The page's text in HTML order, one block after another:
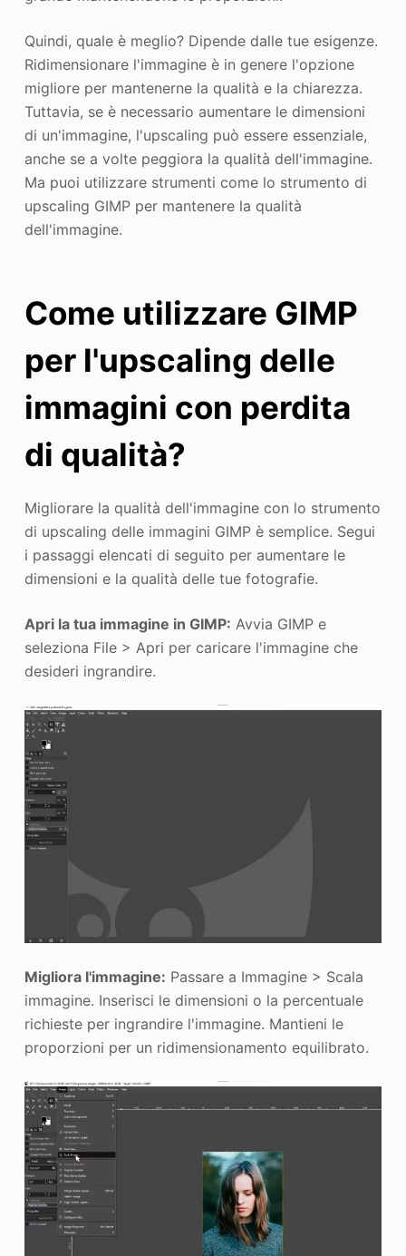
Quindi, quale è meglio? Dipende dalle tue esigenze.
Ridimensionare l'immagine è in genere l'opzione
migliore per mantenerne la qualità e la chiarezza.
Tuttavia, se è necessario aumentare le dimensioni
di un'immagine, l'upscaling può essere essenziale,
anche se a volte peggiora la qualità dell'immagine.
Ma puoi utilizzare strumenti come lo strumento di
upscaling GIMP per mantenere la qualità
dell'immagine.
Come utilizzare GIMP
per l'upscaling delle
immagini con perdita
di qualità?
Migliorare la qualità dell'immagine con lo strumento
di upscaling delle immagini GIMP è semplice. Segui
i passaggi elencati di seguito per aumentare le
dimensioni e la qualità delle tue fotografie.
Apri la tua immagine in GIMP: Avvia GIMP e
seleziona File > Apri per caricare l'immagine che
desideri ingrandire.
Migliora l'immagine: Passare a Immagine > Scala
immagine. Inserisci le dimensioni o la percentuale
richieste per ingrandire l'immagine. Mantieni le
proporzioni per un ridimensionamento equilibrato.